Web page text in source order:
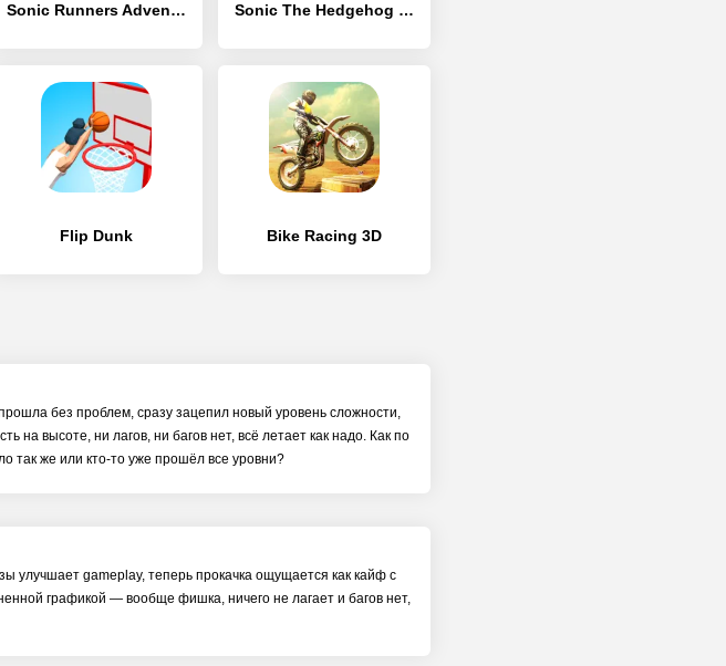
Sonic Runners Adventures Sonic The Hedgehog 2 Classic
Flip Dunk Bike Racing 3D
без проблем, сразу зацепил новый уровень сложности,
на высоте, ни лагов, ни багов нет, всё летает как надо. Как по
так же или кто-то уже прошёл все уровни?
улучшает gameplay, теперь прокачка ощущается как кайф с
графикой — вообще фишка, ничего не лагает и багов нет,